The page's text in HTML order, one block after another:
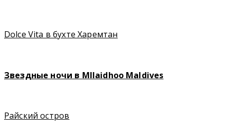
Dolce Vita в бухте Харемтан
Звездные ночи в MIlaidhoo Maldives
Райский остров